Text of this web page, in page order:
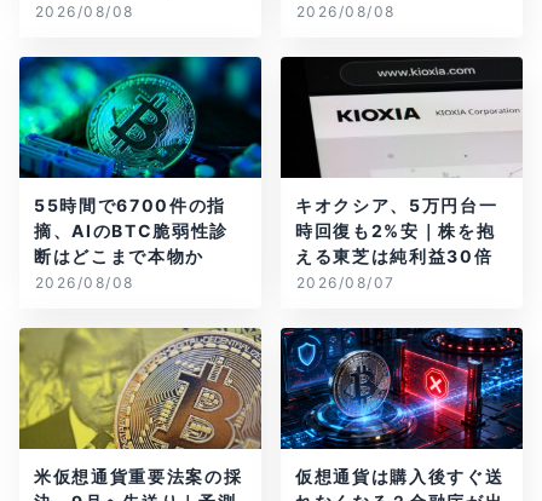
2026/08/08 2026/08/08
55時間で6700件の指
摘、AIのBTC脆弱性診
断はどこまで本物か
2026/08/08
キオクシア、5万円台一
時回復も2%安｜株を抱
える東芝は純利益30倍
2026/08/07
米仮想通貨重要法案の採
仮想通貨は購入後すぐ送